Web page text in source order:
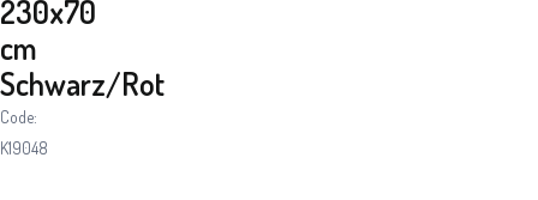
230x70
cm
Schwarz/Rot
Code:
K19048